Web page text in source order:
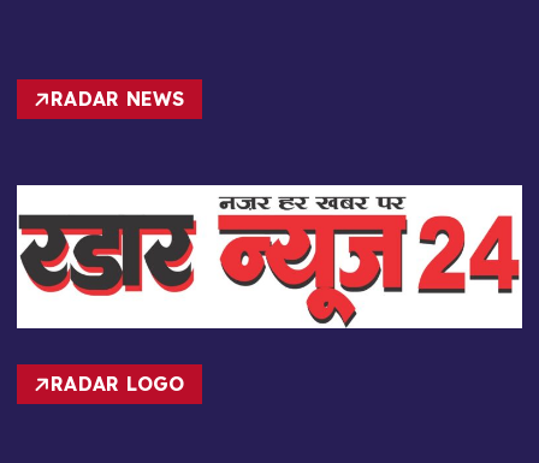
RADAR NEWS
RADAR LOGO